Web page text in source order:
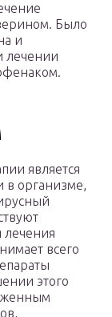
Было
и
лечении
является
в организме,
лечения
всего
этого